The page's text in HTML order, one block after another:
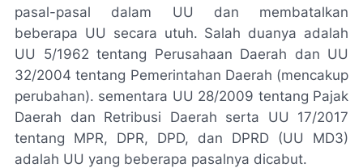
pasal-pasal dalam UU dan membatalkan
beberapa UU secara utuh. Salah duanya adalah
UU 5/1962 tentang Perusahaan Daerah dan UU
32/2004 tentang Pemerintahan Daerah (mencakup
perubahan). sementara UU 28/2009 tentang Pajak
Daerah dan Retribusi Daerah serta UU 17/2017
tentang MPR, DPR, DPD, dan DPRD (UU MD3)
adalah UU yang beberapa pasalnya dicabut.